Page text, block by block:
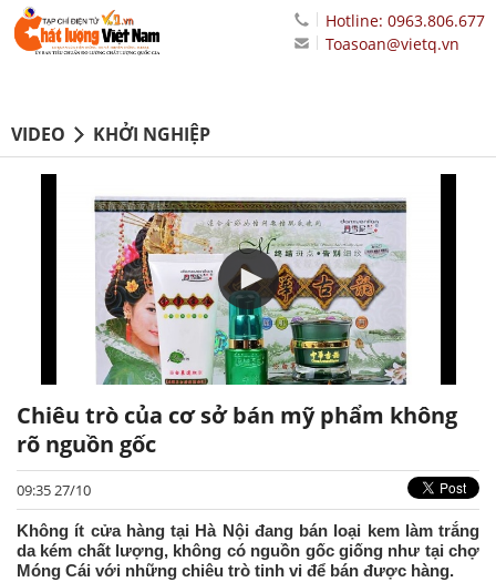
Hotline: 0963.806.677
Toasoan@vietq.vn
VIDEO KHỞI NGHIỆP
Chiêu trò của cơ sở bán mỹ phẩm không
rõ nguồn gốc
09:35 27/10
Không ít cửa hàng tại Hà Nội đang bán loại kem làm trắng
da kém chất lượng, không có nguồn gốc giống như tại chợ
Móng Cái với những chiêu trò tinh vi để bán được hàng.